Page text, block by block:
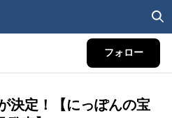
フォロー
決定！【にっぽんの宝